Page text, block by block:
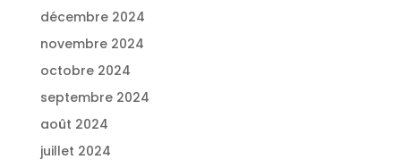
décembre 2024
novembre 2024
octobre 2024
septembre 2024
août 2024
juillet 2024